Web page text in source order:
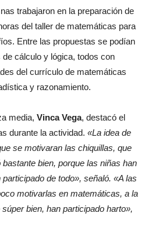
trabajaron en la preparación de
del taller de matemáticas para
Entre las propuestas se podían
cálculo y lógica, todos con
del currículo de matemáticas
y razonamiento.
media, Vinca Vega, destacó el
durante la actividad. «La idea de
se motivaran las chiquillas, que
bien, porque las niñas han
de todo», señaló. «A las
motivarlas en matemáticas, a la
bien, han participado harto»,